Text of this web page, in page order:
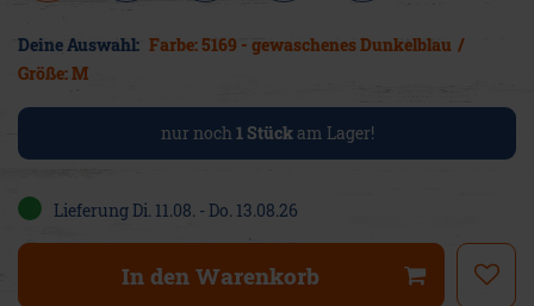
Deine Auswahl: Farbe: 5169 - gewaschenes Dunkelblau /
Größe: M
nur noch 1 Stückam Lager!
Lieferung Di. 11.08. - Do. 13.08.26
In den Warenkorb